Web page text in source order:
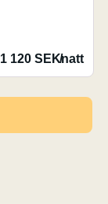
1 120 SEK/natt